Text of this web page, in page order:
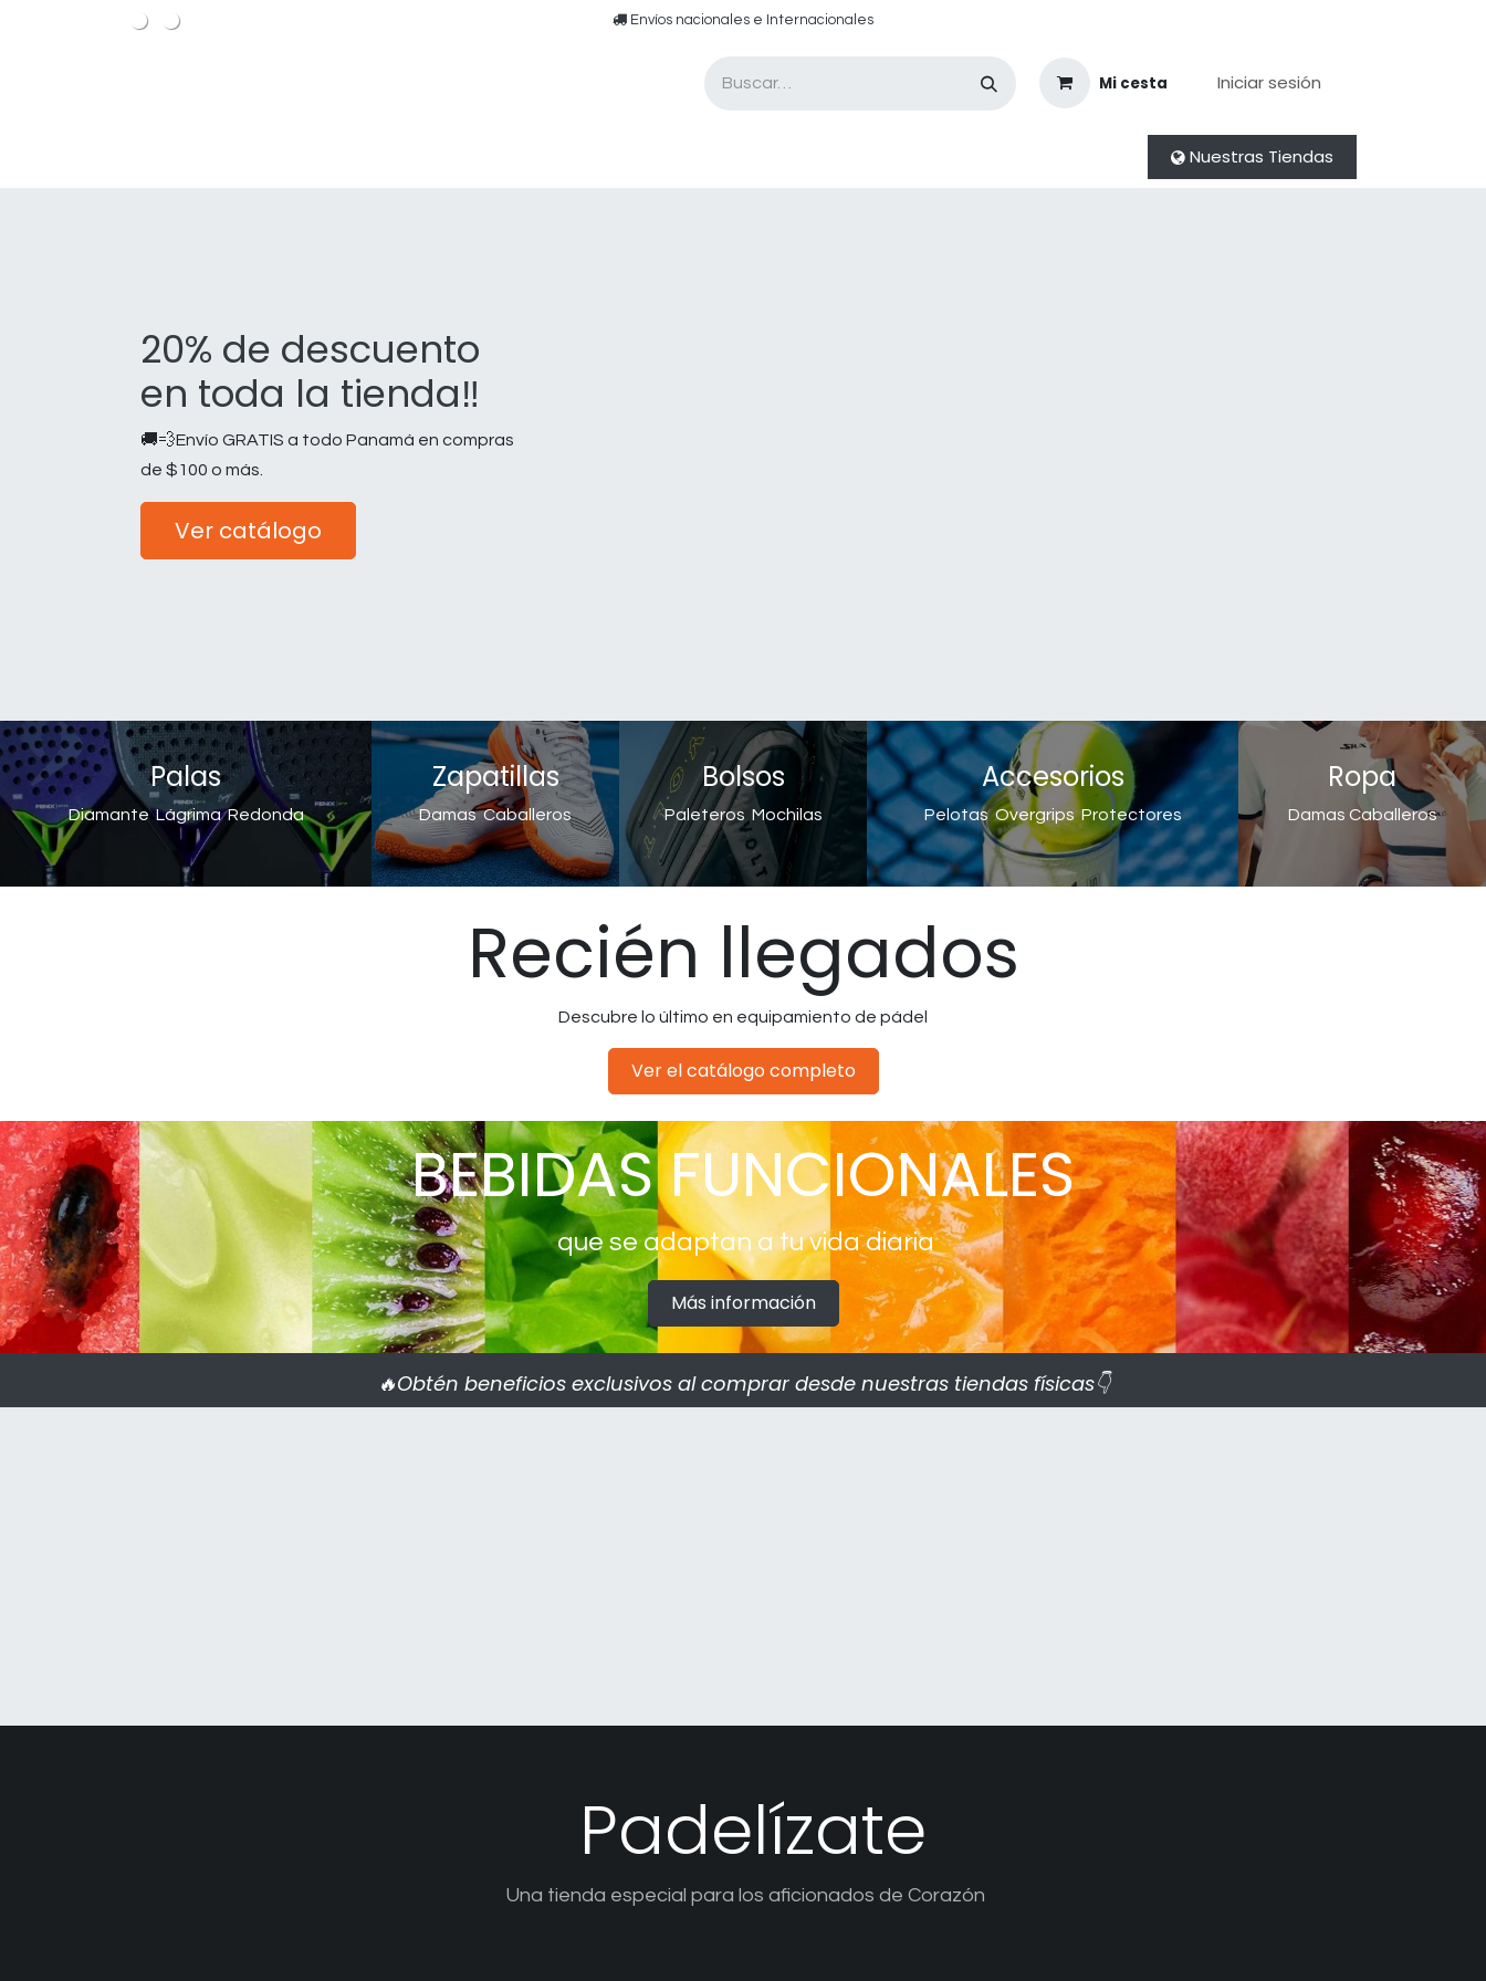
​​ E​nvíos nacionales e ​​​Internacionales​
Mi cesta Iniciar sesión
Nuestras Tiendas
20% de descuento
en toda la tienda‼️
🚚💨Envío GRATIS a todo Panamá en compras
de $100 o más.
Ver catálogo
Palas
Diamante Lágrima Redonda
Zapatillas
Damas Caballeros
Accesorios
Pelotas Overgrips Protectores
Bolsos
Paleteros Mochilas
Ropa
Damas Caballeros
Recién llegados
Descubre lo último en equipamiento de pádel
Ver el catálogo completo
BEBIDAS FUNCIONALES
que se adaptan a tu vida diaria
Más información
🔥Obtén beneficios exclusivos al comprar desde nuestras tiendas físicas👇
Padelízate
Una tienda especial para los aficionados de Corazón